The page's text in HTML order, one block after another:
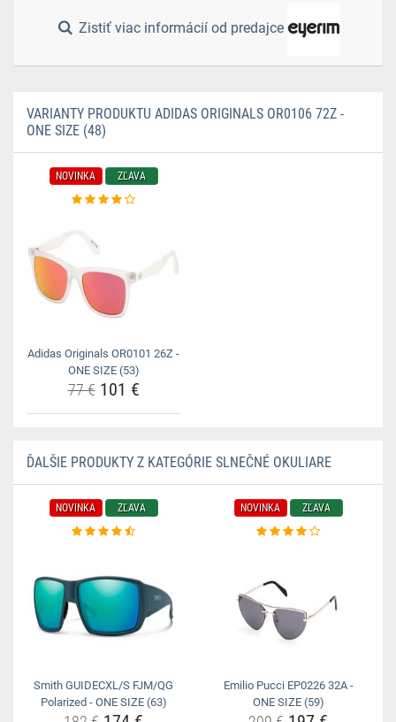
Zistiť viac informácií od predajce
VARIANTY PRODUKTU ADIDAS ORIGINALS OR0106 72Z -
ONE SIZE (48)
NOVINKA ZĽAVA
Adidas Originals OR0101 26Z -
ONE SIZE (53)
77 €101 €
ĎALŠIE PRODUKTY Z KATEGÓRIE SLNEČNÉ OKULIARE
NOVINKA ZĽAVA
Smith GUIDECXL/S FJM/QG
Polarized - ONE SIZE (63)
NOVINKA ZĽAVA
Emilio Pucci EP0226 32A -
ONE SIZE (59)